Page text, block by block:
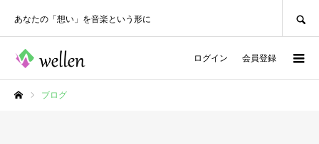
あなたの「想い」を音楽という形に
ログイン 会員登録
ブログ